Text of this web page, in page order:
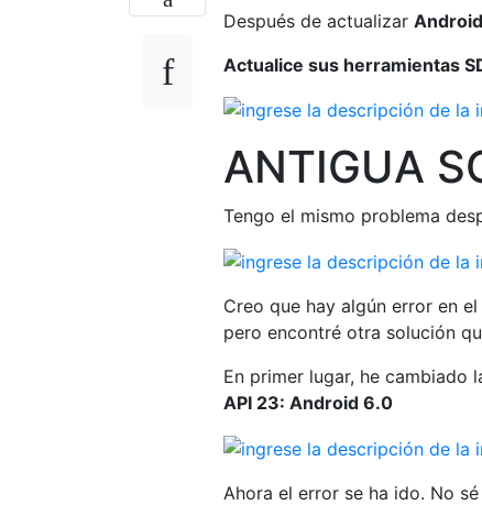
Después de actualizar
Actualice sus herramientas
ANTIGUA
Tengo el mismo problema
Creo que hay algún error en el
pero encontré otra solución
En primer lugar, he cambiado
API 23: Android 6.0
Ahora el error se ha ido. No